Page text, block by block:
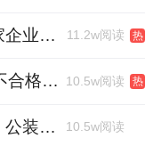
藏在家居供应链深处，这家企业正在悄悄转型 11.2w阅读 热
重庆抽检44批次照明电器不合格，木林森全资子公司被点名 10.5w阅读 热
金螳螂二季度新签单59亿，公装业务贡献逾八成 10.5w阅读